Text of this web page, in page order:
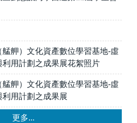
艋舺）文化資產數位學習基地-虛
用計劃之成果展花絮照片
艋舺）文化資產數位學習基地-虛
用計劃之成果展
更多...